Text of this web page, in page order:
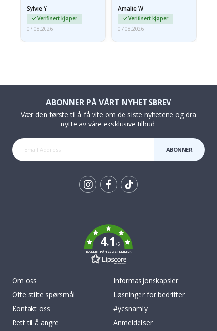
Sylvie Y
Verifisert kjøper
07.08.2026
Amalie W
Verifisert kjøper
07.08.2026
ABONNER PÅ VÅRT NYHETSBREV
Vær den første til å få vite om de siste nyhetene og dra
nytte av våre eksklusive tilbud.
ABONNER
4.1/5
BASERT PÅ 1032 STEMMER
Om oss
Ofte stilte spørsmål
Kontakt oss
Rett til å angre
Informasjonskapsler
Løsninger for bedrifter
#yesnamly
Anmeldelser